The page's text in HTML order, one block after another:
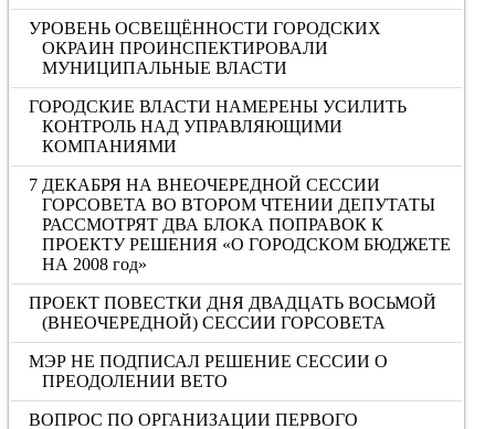
УРОВЕНЬ ОСВЕЩЁННОСТИ ГОРОДСКИХ
ОКРАИН ПРОИНСПЕКТИРОВАЛИ
МУНИЦИПАЛЬНЫЕ ВЛАСТИ
ГОРОДСКИЕ ВЛАСТИ НАМЕРЕНЫ УСИЛИТЬ
КОНТРОЛЬ НАД УПРАВЛЯЮЩИМИ
КОМПАНИЯМИ
7 ДЕКАБРЯ НА ВНЕОЧЕРЕДНОЙ СЕССИИ
ГОРСОВЕТА ВО ВТОРОМ ЧТЕНИИ ДЕПУТАТЫ
РАССМОТРЯТ ДВА БЛОКА ПОПРАВОК К
ПРОЕКТУ РЕШЕНИЯ «О ГОРОДСКОМ БЮДЖЕТЕ
НА 2008 год»
ПРОЕКТ ПОВЕСТКИ ДНЯ ДВАДЦАТЬ ВОСЬМОЙ
(ВНЕОЧЕРЕДНОЙ) СЕССИИ ГОРСОВЕТА
МЭР НЕ ПОДПИСАЛ РЕШЕНИЕ СЕССИИ О
ПРЕОДОЛЕНИИ ВЕТО
ВОПРОС ПО ОРГАНИЗАЦИИ ПЕРВОГО